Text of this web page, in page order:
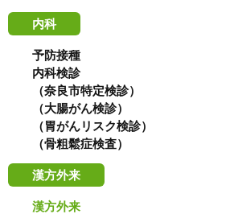
内科
予防接種
内科検診
（奈良市特定検診）
（大腸がん検診）
（胃がんリスク検診）
（骨粗鬆症検査）
漢方外来
漢方外来